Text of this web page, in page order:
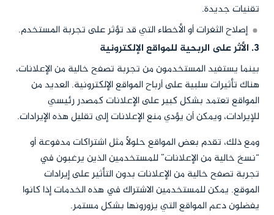
تقنيات جديدة.
إصلاح الثغرات أو الأخطاء التي قد تؤثر على تجربة المستخدم.
3. الأثر على الربحية للمواقع الإلكترونية
بينما يستفيد المستخدمون من تجربة تصفح خالية من الإعلانات،
هناك تأثيرات سلبية على أرباح المواقع الإلكترونية. العديد من
المواقع تعتمد بشكل كبير على الإعلانات كمصدر رئيسي
للإيرادات، ويمكن أن يؤدي منع الإعلانات إلى تقليل هذه الإيرادات.
ومع ذلك، تقدم بعض المواقع حلولًا مثل اشتراكات مدفوعة أو
“نسخ خالية من الإعلانات” للمستخدمين الذين يرغبون في
تجربة تصفح خالية من الإعلانات بدون التأثير على إيرادات
الموقع. يمكن للمستخدمين الاشتراك في هذه الخدمات إذا كانوا
يفضلون دعم المواقع التي يزورونها بشكل مستمر.